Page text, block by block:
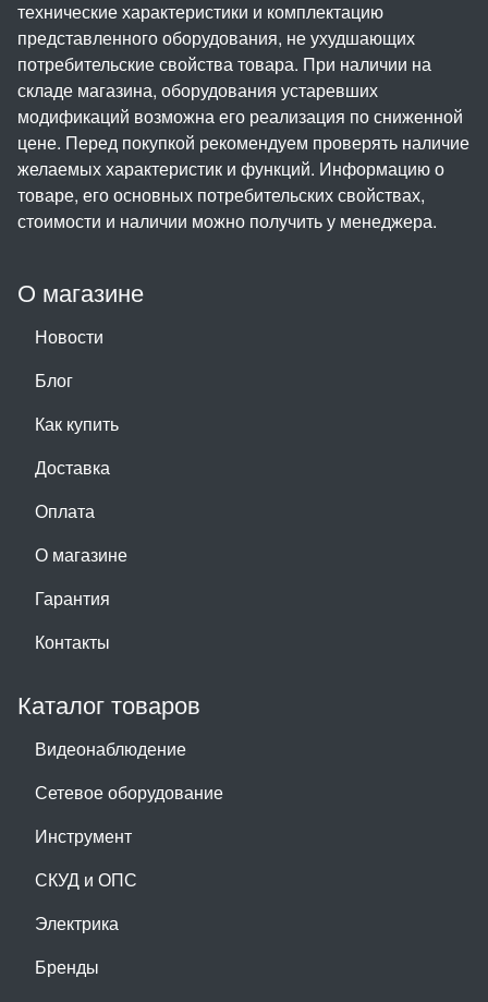
О магазине
Новости
Блог
Как купить
Доставка
Оплата
О магазине
Гарантия
Контакты
Каталог товаров
Видеонаблюдение
Сетевое оборудование
Инструмент
СКУД и ОПС
Электрика
Бренды
технические характеристики и комплектацию
представленного оборудования, не ухудшающих
потребительские свойства товара. При наличии на
складе магазина, оборудования устаревших
модификаций возможна его реализация по сниженной
цене. Перед покупкой рекомендуем проверять наличие
желаемых характеристик и функций. Информацию о
товаре, его основных потребительских свойствах,
стоимости и наличии можно получить у менеджера.